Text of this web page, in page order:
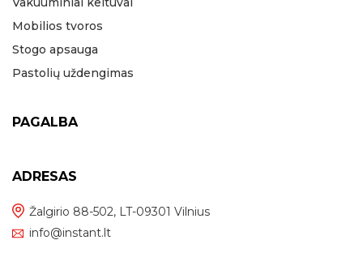
Mobilios tvoros
Stogo apsauga
Pastolių uždengimas
PAGALBA
ADRESAS
Žalgirio 88-502, LT-09301 Vilnius
info@instant.lt